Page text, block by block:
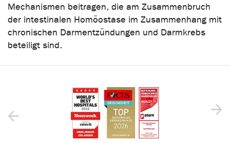
Mechanismen beitragen, die am Zusammenbruch
der intestinalen Homöostase im Zusammenhang mit
chronischen Darmentzündungen und Darmkrebs
beteiligt sind.